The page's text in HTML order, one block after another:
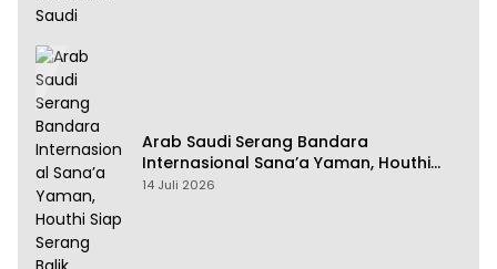
Arab Saudi Serang Bandara
Internasional Sana’a Yaman, Houthi
Siap Serang Balik
14 Juli 2026